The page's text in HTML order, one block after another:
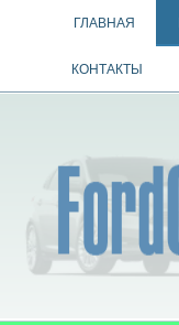
ГЛАВНАЯ
КОНТАКТЫ